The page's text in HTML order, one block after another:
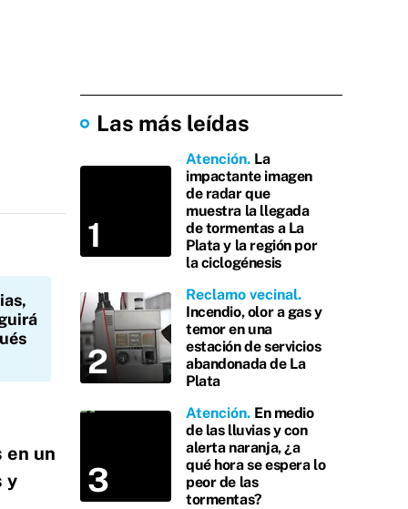
en un
y
Las más leídas
Atención La
impactante imagen
de radar que
muestra la llegada
de tormentas a La
Plata y la región por
la ciclogénesis
Reclamo vecinal
Incendio, olor a gas y
temor en una
estación de servicios
abandonada de La
Plata
Atención En medio
de las lluvias y con
alerta naranja, ¿a
qué hora se espera lo
peor de las
tormentas?